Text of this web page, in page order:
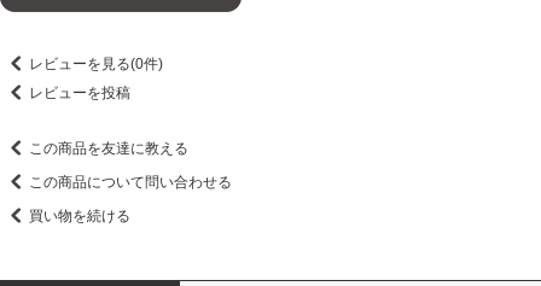
レビューを見る(0件)
レビューを投稿
この商品を友達に教える
この商品について問い合わせる
買い物を続ける